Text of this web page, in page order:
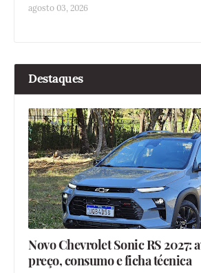
agosto 03, 2026
Destaques
Novo Chevrolet Sonic RS 2027:
preço, consumo e ficha técnica